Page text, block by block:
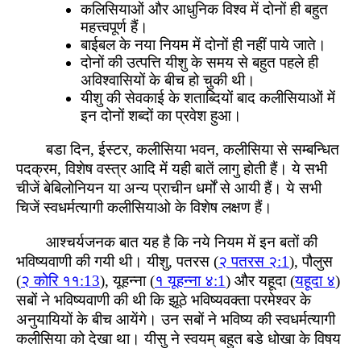
कलिसियाओं और आधुनिक विश्व में दोनों ही बहुत
महत्त्वपूर्ण हैं।
बाईबल के नया नियम में दोनों ही नहीं पाये जाते।
दोनों की उत्पत्ति यीशु के समय से बहुत पहले ही
अविश्वासियों के बीच हो चुकी थी।
यीशु की सेवकाई के शताब्दियों बाद कलीसियाओं में
इन दोनों शब्दों का प्रवेश हुआ।
बडा दिन, ईस्टर, कलीसिया भवन, कलीसिया से सम्बन्धित
पदक्रम, विशेष वस्त्र आदि में यही बातें लागु होती हैं। ये सभी
चीजें बेबिलोनियन या अन्य प्राचीन धर्मों से आयी हैं। ये सभी
चिजें स्वधर्मत्यागी कलीसियाओ के विशेष लक्षण हैं।
आश्चर्यजनक बात यह है कि नये नियम में इन बतों की
भविष्यवाणी की गयी थी। यीशु, पतरस (२ पतरस २:1), पौलुस
(२ कोरि ११:13), यूहन्ना (१ यूहन्ना ४:1) और यहूदा (यहूदा ४)
सबों ने भविष्यवाणी की थी कि झूठे भविष्यवक्ता परमेश्वर के
अनुयायियों के बीच आयेंगे। उन सबों ने भविष्य की स्वधर्मत्यागी
कलीसिया को देखा था। यीसु ने स्वयम् बहुत बडे धोखा के विषय